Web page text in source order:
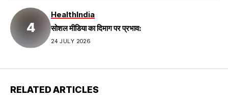
HealthIndia
सोशल मीडिया का दिमाग पर प्रभाव:
24 JULY 2026
RELATED ARTICLES